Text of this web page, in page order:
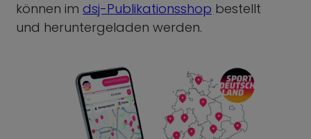
können im dsj-Publikationsshop bestellt
und heruntergeladen werden.